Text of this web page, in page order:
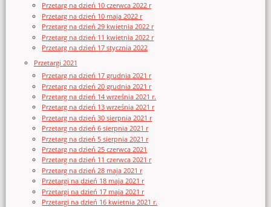
Przetarg na dzień 10 czerwca 2022 r
Przetarg na dzień 10 maja 2022 r
Przetarg na dzień 29 kwietnia 2022 r
Przetarg na dzień 11 kwietnia 2022 r
Przetarg na dzień 17 stycznia 2022
Przetargi 2021
Przetarg na dzień 17 grudnia 2021 r
Przetarg na dzień 20 grudnia 2021 r
Przetarg na dzień 14 września 2021 r.
Przetarg na dzień 13 września 2021 r
Przetarg na dzień 30 sierpnia 2021 r
Przetarg na dzień 6 sierpnia 2021 r
Przetarg na dzień 5 sierpnia 2021 r
Przetarg na dzień 25 czerwca 2021
Przetarg na dzień 11 czerwca 2021 r
Przetarg na dzień 28 maja 2021 r
Przetargi na dzień 18 maja 2021 r
Przetargi na dzień 17 maja 2021 r
Przetargi na dzień 16 kwietnia 2021 r.